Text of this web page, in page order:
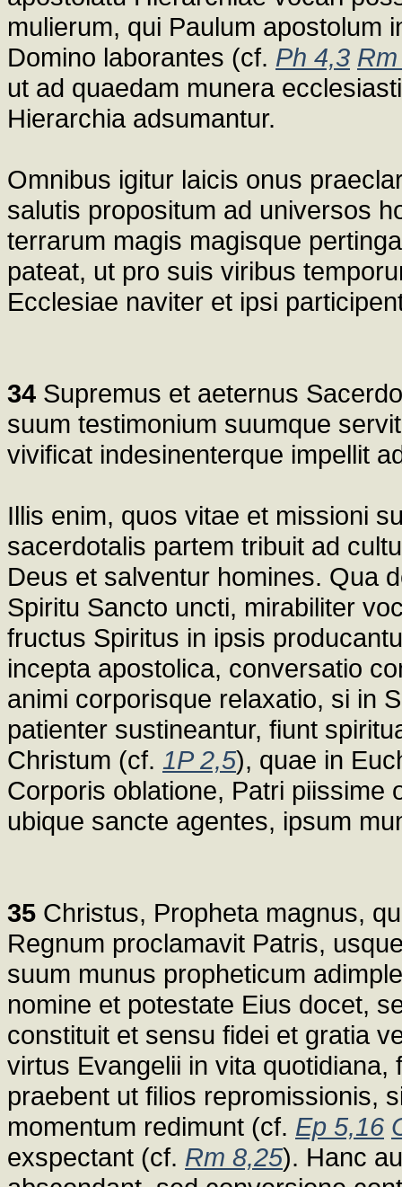
mulierum, qui Paulum apostolum
Domino laborantes (cf. Ph 4,3
ut ad quaedam munera
Hierarchia adsumantur.
Omnibus igitur laicis onus
salutis propositum ad universos
terrarum magis magisque
pateat, ut pro suis viribus
Ecclesiae naviter et ipsi
34 Supremus et aeternus
suum testimonium suumque
vivificat indesinenterque impellit
Illis enim, quos vitae et missioni
sacerdotalis partem tribuit ad
Deus et salventur homines. Qua
Spiritu Sancto uncti, mirabiliter
fructus Spiritus in ipsis
incepta apostolica, conversatio
animi corporisque relaxatio, si in
patienter sustineantur, fiunt
Christum (cf. 1P 2,5), quae in
Corporis oblatione, Patri piissime
ubique sancte agentes, ipsum
35 Christus, Propheta magnus,
Regnum proclamavit Patris,
suum munus propheticum
nomine et potestate Eius docet,
constituit et sensu fidei et gratia
virtus Evangelii in vita
praebent ut filios repromissionis,
momentum redimunt (cf. Ep 5,16
exspectant (cf. Rm 8,25). Hanc